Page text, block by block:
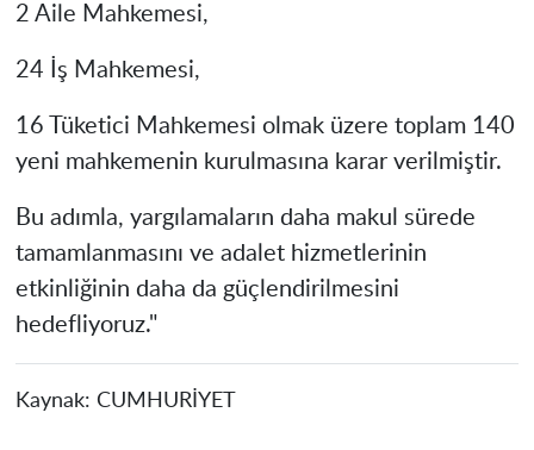
2 Aile Mahkemesi,
24 İş Mahkemesi,
16 Tüketici Mahkemesi olmak üzere toplam 140
yeni mahkemenin kurulmasına karar verilmiştir.
Bu adımla, yargılamaların daha makul sürede
tamamlanmasını ve adalet hizmetlerinin
etkinliğinin daha da güçlendirilmesini
hedefliyoruz."
Kaynak: CUMHURİYET